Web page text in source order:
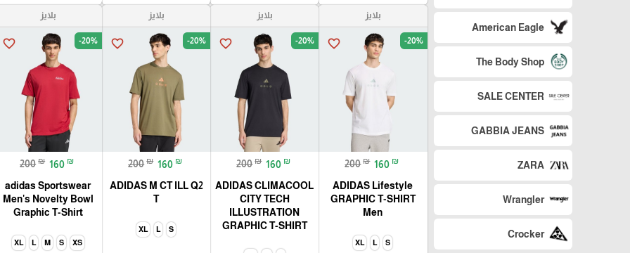
American Eagle
The Body Shop
SALE CENTER
GABBIA JEANS
ZARA
Wrangler
Crocker
بلايز
favorite_border -20%
200 ₪ 160 ₪
ADIDAS Lifestyle
GRAPHIC T-SHIRT
Men
S
L
XL
بلايز
favorite_border -20%
200 ₪ 160 ₪
ADIDAS CLIMACOOL
CITY TECH
ILLUSTRATION
GRAPHIC T-SHIRT
بلايز
favorite_border -20%
200 ₪ 160 ₪
ADIDAS M CT ILL Q2
T
S
L
XL
بلايز
favorite_border -20%
200 ₪ 160 ₪
adidas Sportswear
Men's Novelty Bowl
Graphic T-Shirt
XS
S
M
L
XL